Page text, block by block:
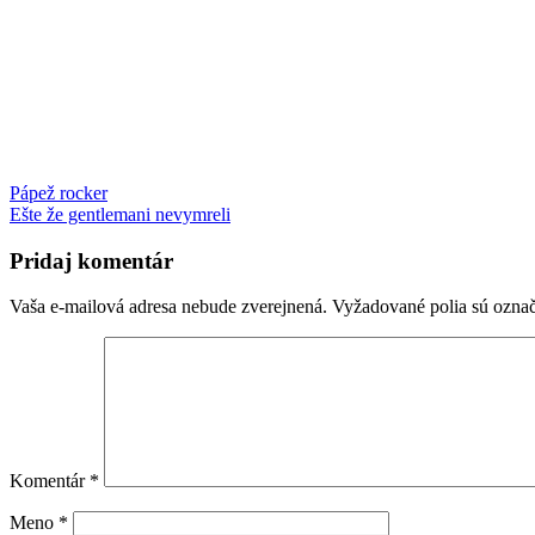
Navigácia
v
článku
Pápež rocker
Ešte že gentlemani nevymreli
Pridaj komentár
Vaša e-mailová adresa nebude zverejnená. Vyžadované polia sú
Komentár *
Meno *